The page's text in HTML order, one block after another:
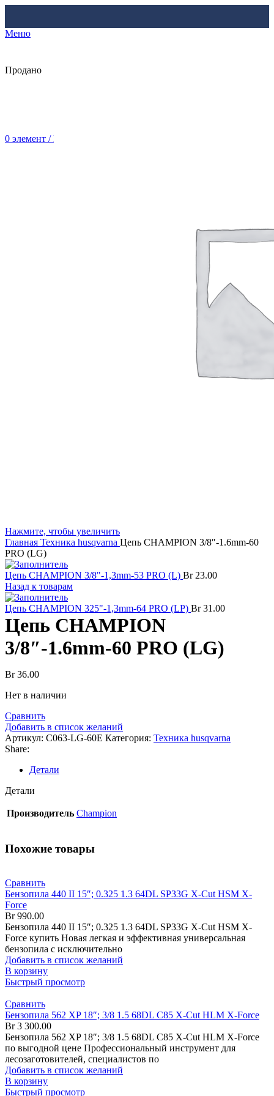
Меню
0 элемент / Br
Продано
Нажмите, чтобы увеличить
Главная Техника husqvarna Цепь CHAMPION 3/8″-1.6mm-60
PRO (LG)
Цепь CHAMPION 3/8"-1,3mm-53 PRO (L) Br23.00
Назад к товарам
Цепь CHAMPION 325"-1,3mm-64 PRO (LP) Br31.00
Цепь CHAMPION
3/8″-1.6mm-60 PRO (LG)
Br36.00
Нет в наличии
Сравнить
Добавить в список желаний
Артикул: C063-LG-60E Категория: Техника husqvarna
Share:
Детали
Детали
Производитель Champion
Похожие товары
Сравнить
Бензопила 440 II 15″; 0.325 1.3 64DL SP33G X-Cut HSM X-
Force
Br990.00
Бензопила 440 II 15″; 0.325 1.3 64DL SP33G X-Cut HSM X-
Force купить Новая легкая и эффективная универсальная
бензопила с исключительно
Добавить в список желаний
В корзину
Быстрый просмотр
Сравнить
Бензопила 562 XP 18″; 3/8 1.5 68DL C85 X-Cut HLM X-Force
Br3 300.00
Бензопила 562 XP 18″; 3/8 1.5 68DL C85 X-Cut HLM X-Force
по выгодной цене Профессиональный инструмент для
лесозаготовителей, специалистов по
Добавить в список желаний
В корзину
Быстрый просмотр